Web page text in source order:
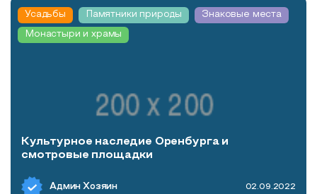
Усадьбы Памятники природы Знаковые места
Монастыри и храмы
Культурное наследие Оренбурга и
смотровые площадки
Админ Хозяин 02.09.2022